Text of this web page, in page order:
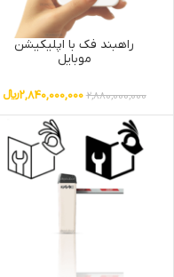
راهبند فک با اپلیکیشن
موبایل
2,880,000,000
2,840,000,000﷼